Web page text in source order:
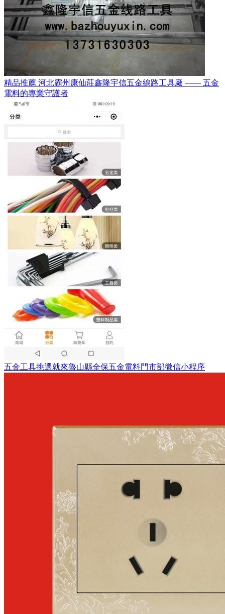
精品推薦 河北霸州康仙莊鑫隆宇信五金線路工具廠 —— 五金
電料的專業守護者
五金工具挑選就來魯山縣全保五金電料門市部微信小程序